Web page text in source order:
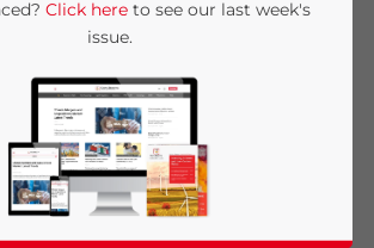
China Briefing
della Cina stanno
Click hereto see our last week's
issue.